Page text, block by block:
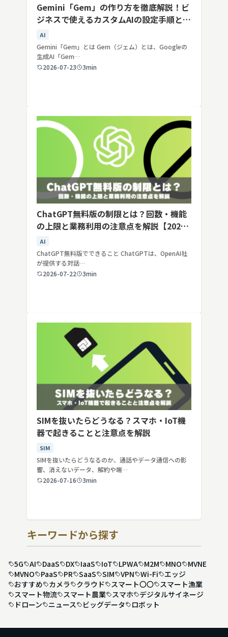
Gemini「Gem」の作り方を徹底解説！ビ
ジネスで使えるカスタムAIの設定手順と活
用例
AI
Gemini「Gem」とは Gem（ジェム）とは、Googleの
生成AI「Gem…
2026-07-23
3min
ChatGPT無料版の制限とは？回数・機能
の上限と業務利用の注意点を解説【2026
年最新】
AI
ChatGPT無料版でできること ChatGPTは、OpenAI社
が提供する対話…
2026-07-22
3min
SIMを抜いたらどうなる？スマホ・IoT機
器で起きることと注意点を解説
SIM
SIMを抜いたらどうなるのか、通話やデータ通信への影
響、消えないデータ、解約や端…
2026-07-16
3min
キーワードから探す
5G AI DaaS DX IaaS IoT LPWA M2M MNO
MVNE
MVNO
PaaS PR SaaS SIM VPN Wi-Fi
エッジ
おすすめ
カメラ クラウド スマート〇〇
スマート漁業
スマート物流
スマート農業 スマホ
デジタルサイネージ
ドローン
ニュース ビッグデータ ロボット